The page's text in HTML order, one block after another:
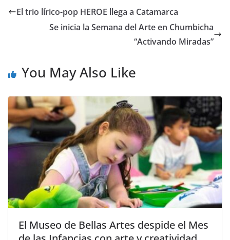
El trio lírico-pop HEROE llega a Catamarca
Se inicia la Semana del Arte en Chumbicha
“Activando Miradas”
You May Also Like
El Museo de Bellas Artes despide el Mes